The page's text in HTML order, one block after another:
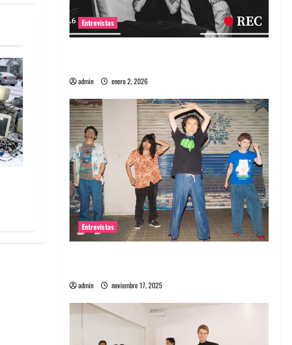
Entrevistas
admin enero 2, 2026
Entrevistas
admin noviembre 17, 2025